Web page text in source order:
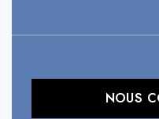
NOUS